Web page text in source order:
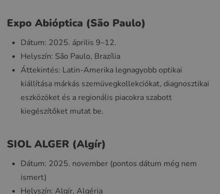
Expo Abióptica (São Paulo)
Dátum: 2025. április 9–12.
Helyszín: São Paulo, Brazília
Áttekintés: Latin-Amerika legnagyobb optikai
kiállítása márkás szemüvegkollekciókat, diagnosztikai
eszközöket és a regionális piacokra szabott
kiegészítőket mutat be.
SIOL ALGER (Algír)
Dátum: 2025. november (pontos dátum még nem
ismert)
Helyszín: Algír, Algéria